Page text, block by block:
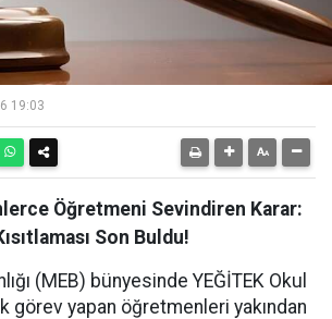
19:03
Öğretmeni Sevindiren Karar:
Son Buldu!
(MEB) bünyesinde YEĞİTEK Okul
görev yapan öğretmenleri yakından